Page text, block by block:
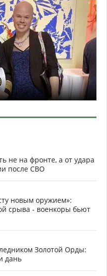
не на фронте, а от удара
после СВО
новым оружием»:
срыва - военкоры бьют
Золотой Орды:
дань